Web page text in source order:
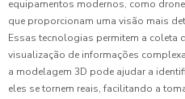
equipamentos modernos, como
que proporcionam uma visão mais
Essas tecnologias permitem a coleta
visualização de informações
a modelagem 3D pode ajudar a
eles se tornem reais, facilitando a